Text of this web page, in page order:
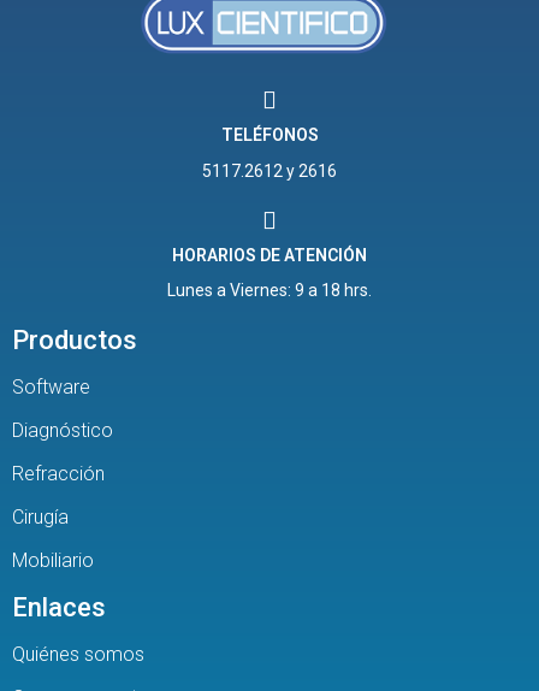
TELÉFONOS
5117.2612 y 2616
HORARIOS DE ATENCIÓN
Lunes a Viernes: 9 a 18 hrs.
Productos
Software
Diagnóstico
Refracción
Cirugía
Mobiliario
Enlaces
Quiénes somos